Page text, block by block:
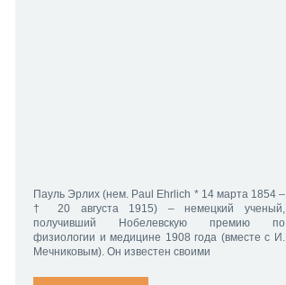
Пауль Эрлих (нем. Paul Ehrlich * 14 марта 1854 –
† 20 августа 1915) – немецкий ученый,
получивший Нобелевскую премию по
физиологии и медицине 1908 года (вместе с И.
Мечниковым). Он известен своими